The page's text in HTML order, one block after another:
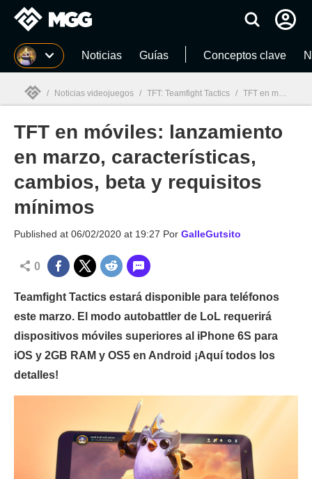
MGG Noticias Guías Conceptos clave
MGG
/ Noticias videojuegos / TFT: Teamfight Tactics / TFT en móviles: lanzamiento en marzo, características, cambios, beta y requisitos mínimos
TFT en móviles: lanzamiento
en marzo, características,
cambios, beta y requisitos
mínimos
Published at 06/02/2020 at 19:27 Por GalleGutsito
0
Teamfight Tactics estará disponible para teléfonos
este marzo. El modo autobattler de LoL requerirá
dispositivos móviles superiores al iPhone 6S para
iOS y 2GB RAM y OS5 en Android ¡Aquí todos los
detalles!